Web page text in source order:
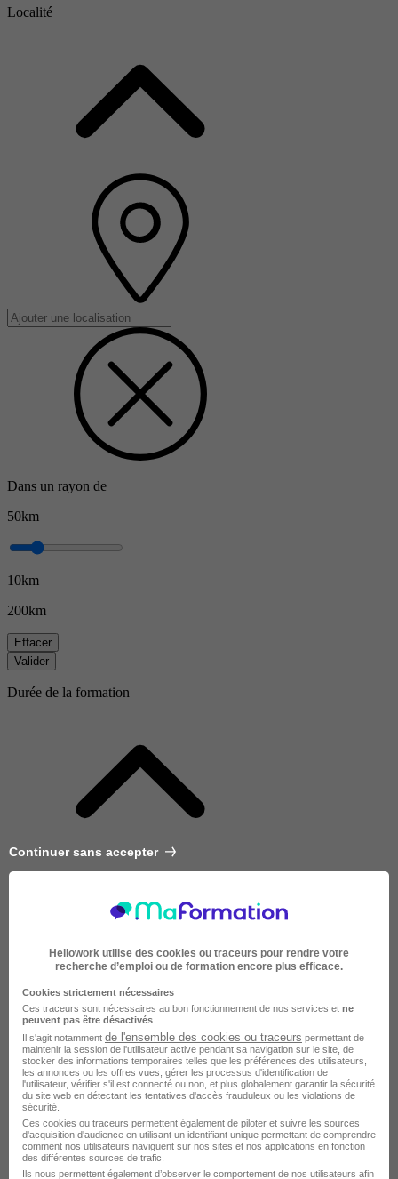
Localité
Dans un rayon de
50km
10km
200km
Effacer
Valider
Durée de la formation
Très courte
Continuer sans accepter
Hellowork utilise des cookies ou traceurs pour rendre votre
recherche d’emploi ou de formation encore plus efficace.
Cookies strictement nécessaires
Ces traceurs sont nécessaires au bon fonctionnement de nos services et ne
peuvent pas être désactivés
Il s'agit notamment de l'ensemble des cookies ou traceurs permettant de
maintenir la session de l'utilisateur active pendant sa navigation sur le site, de
stocker des informations temporaires telles que les préférences des utilisateurs,
les annonces ou les offres vues, gérer les processus d'identification de
l'utilisateur, vérifier s'il est connecté ou non, et plus globalement garantir la sécurité
du site web en détectant les tentatives d'accès frauduleux ou les violations de
sécurité.
Ces cookies ou traceurs permettent également de piloter et suivre les sources
d'acquisition d'audience en utilisant un identifiant unique permettant de comprendre
comment nos utilisateurs naviguent sur nos sites et nos applications en fonction
des différentes sources de trafic.
Ils nous permettent également d’observer le comportement de nos utilisateurs afin